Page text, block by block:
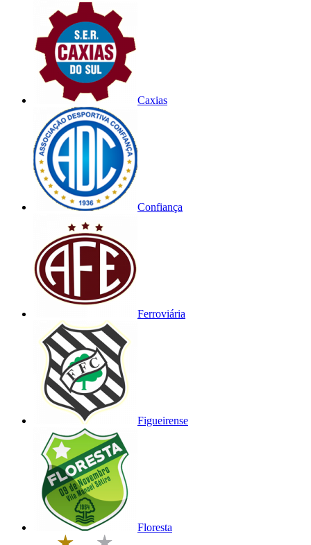
Caxias
Confiança
Ferroviária
Figueirense
Floresta